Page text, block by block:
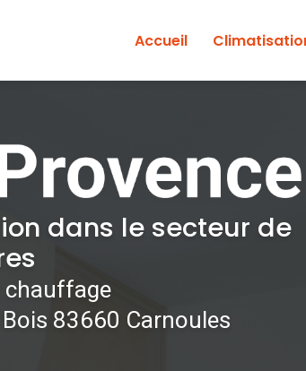
Accueil
dans le secteur de
chauffage
83660 Carnoules